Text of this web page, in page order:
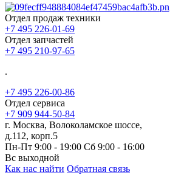
Отдел продаж техники
+7 495 226-01-69
Отдел запчастей
+7 495 210-97-65
.
+7 495 226-00-86
Отдел сервиса
+7 909 944-50-84
г. Москва, Волоколамское шоссе,
д.112, корп.5
Пн-Пт 9:00 - 19:00 Сб 9:00 - 16:00
Вс выходной
Как нас найти Обратная связь